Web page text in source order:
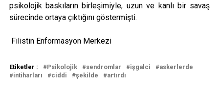
psikolojik baskıların birleşimiyle, uzun ve kanlı bir savaş
sürecinde ortaya çıktığını göstermişti.
Filistin Enformasyon Merkezi
Etiketler : Psikolojik sendromlar işgalci
askerlerde
intiharları
ciddi şekilde artırdı